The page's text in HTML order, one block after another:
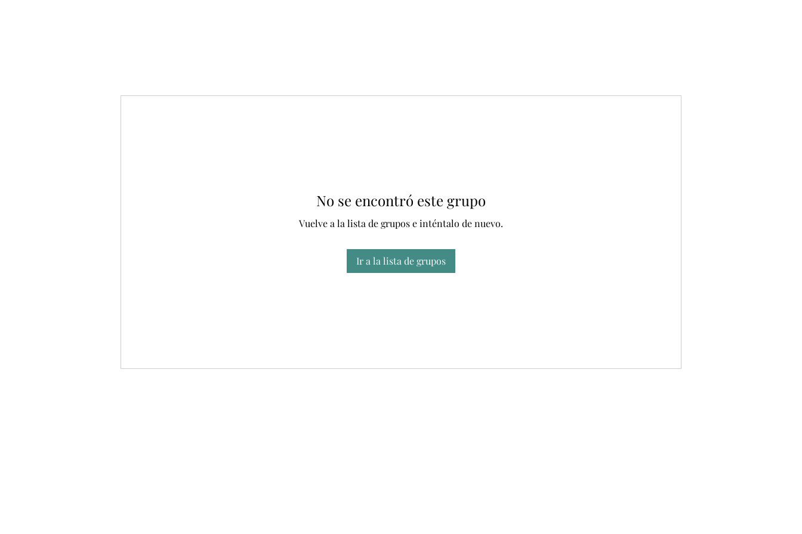
No se encontró este grupo
Vuelve a la lista de grupos e inténtalo de nuevo.
Ir a la lista de grupos